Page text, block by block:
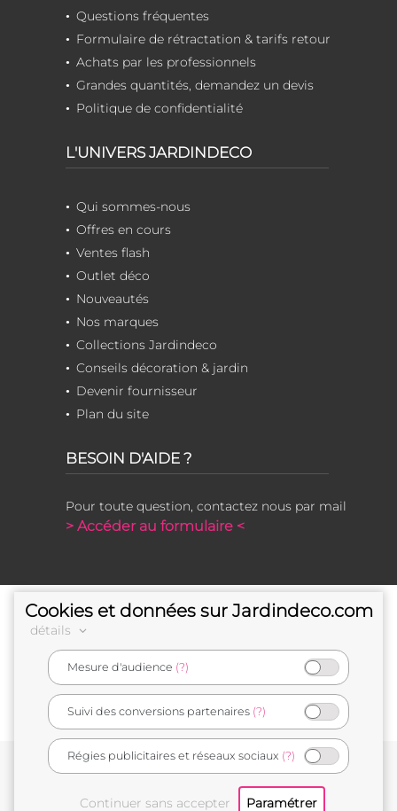
Questions fréquentes
Formulaire de rétractation & tarifs retour
Achats par les professionnels
Grandes quantités, demandez un devis
Politique de confidentialité
L'UNIVERS JARDINDECO
Qui sommes-nous
Offres en cours
Ventes flash
Outlet déco
Nouveautés
Nos marques
Collections Jardindeco
Conseils décoration & jardin
Devenir fournisseur
Plan du site
BESOIN D'AIDE ?
Pour toute question, contactez nous par mail
> Accéder au formulaire <
e-commerçant français
Cookies et données sur Jardindeco.com
détails
Mesure d'audience (?)
Suivi des conversions partenaires (?)
Régies publicitaires et réseaux sociaux (?)